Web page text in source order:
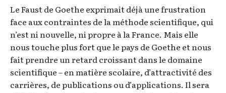
Le Faust de Goethe exprimait déjà une frustration
face aux contraintes de la méthode scientifique, qui
n’est ni nouvelle, ni propre à la France. Mais elle
nous touche plus fort que le pays de Goethe et nous
fait prendre un retard croissant dans le domaine
scientifique – en matière scolaire, d’attractivité des
carrières, de publications ou d’applications. Il sera